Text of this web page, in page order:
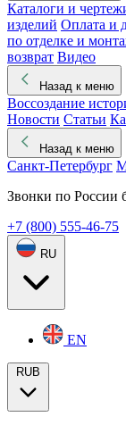
Каталоги и
изделий Оплата и
по отделке и
возврат Видео
Назад к меню
Воссоздание
Новости Статьи
Назад к меню
Санкт-Петербург
Звонки по России
+7 (800) 555-46-75
RU
EN
RUB